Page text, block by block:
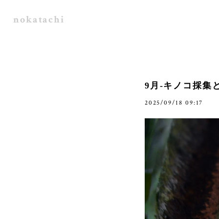
nokatachi
9月-キノコ採集
2025/09/18 09:17